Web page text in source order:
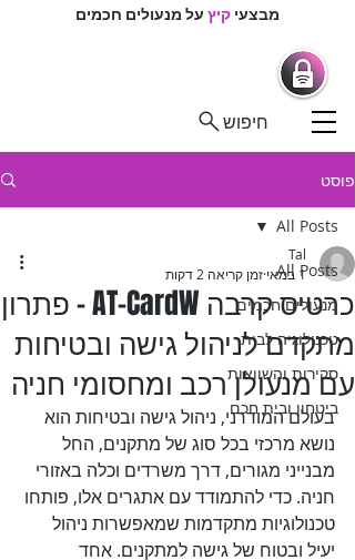
מבצעיקיץעל מנעולים חכמים
חיפוש
פוסט
All Posts
מנעולים חכמים
טכנולוגיה לבית
סקירות והשוואות
ביטחון ובית חכם
All Posts
כרטיס קרבה AT-CardW - פתרון
מתקדם לניהול גישה ובטיחות
עם מנעולן רכב ומחסומי חניה
Tal
1 במאי
זמן קריאה 2 דקות
בעולם המודרני, ניהול גישה ובטיחות הוא
נושא מרכזי בכל סוג של מתקנים, החל
מבנייני מגורים, דרך משרדים וכלה באזורי
חניה. כדי להתמודד עם אתגרים אלו, פותחו
טכנולוגיות מתקדמות שמאפשרות ניהול
יעיל ובטוח של גישה למתקנים. אחד